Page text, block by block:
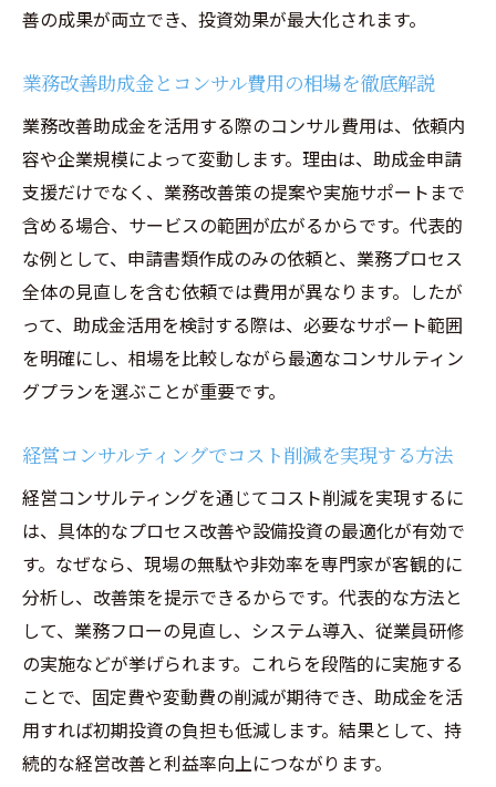
善の成果が両立でき、投資効果が最大化されます。
業務改善助成金とコンサル費用の相場を徹底解説
業務改善助成金を活用する際のコンサル費用は、依頼内
容や企業規模によって変動します。理由は、助成金申請
支援だけでなく、業務改善策の提案や実施サポートまで
含める場合、サービスの範囲が広がるからです。代表的
な例として、申請書類作成のみの依頼と、業務プロセス
全体の見直しを含む依頼では費用が異なります。したが
って、助成金活用を検討する際は、必要なサポート範囲
を明確にし、相場を比較しながら最適なコンサルティン
グプランを選ぶことが重要です。
経営コンサルティングでコスト削減を実現する方法
経営コンサルティングを通じてコスト削減を実現するに
は、具体的なプロセス改善や設備投資の最適化が有効で
す。なぜなら、現場の無駄や非効率を専門家が客観的に
分析し、改善策を提示できるからです。代表的な方法と
して、業務フローの見直し、システム導入、従業員研修
の実施などが挙げられます。これらを段階的に実施する
ことで、固定費や変動費の削減が期待でき、助成金を活
用すれば初期投資の負担も低減します。結果として、持
続的な経営改善と利益率向上につながります。